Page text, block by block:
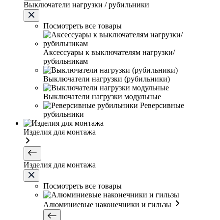
Выключатели нагрузки / рубильники
Посмотреть все товары
Аксессуары к выключателям нагрузки/
рубильникам
Выключатели нагрузки (рубильники)
Выключатели нагрузки модульные
Реверсивные
рубильники
Изделия для монтажа
Изделия для монтажа
Посмотреть все товары
Алюминиевые наконечники и гильзы